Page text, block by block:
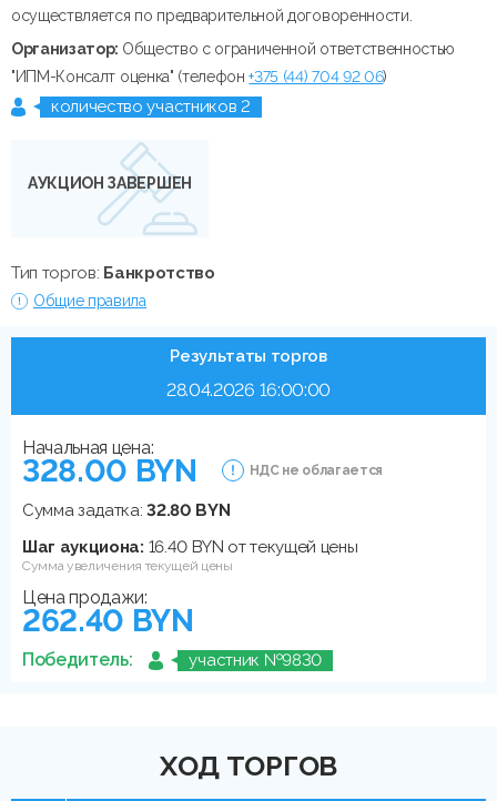
осуществляется по предварительной договоренности.
Организатор: Общество с ограниченной ответственностью
"ИПМ-Консалт оценка" (телефон+375 (44) 704 92 06)
количество участников 2
АУКЦИОН ЗАВЕРШЕН
Тип торгов: Банкротство
Общие правила
Результаты торгов
28.04.2026 16:00:00
Начальная цена:
328.00 BYN НДС не облагается
Сумма задатка:32.80 BYN
Шаг аукциона: 16.40 BYN от текущей цены
Сумма увеличения текущей цены
Цена продажи:
262.40 BYN
Победитель: участник №9830
ХОД ТОРГОВ